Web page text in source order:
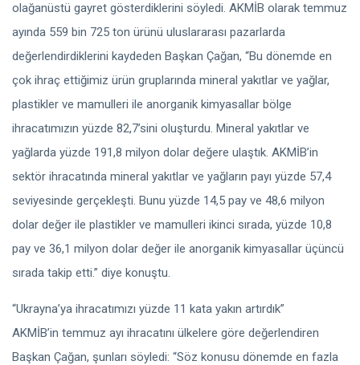
olağanüstü gayret gösterdiklerini söyledi. AKMİB olarak temmuz
ayında 559 bin 725 ton ürünü uluslararası pazarlarda
değerlendirdiklerini kaydeden Başkan Çağan, “Bu dönemde en
çok ihraç ettiğimiz ürün gruplarında mineral yakıtlar ve yağlar,
plastikler ve mamulleri ile anorganik kimyasallar bölge
ihracatımızın yüzde 82,7’sini oluşturdu. Mineral yakıtlar ve
yağlarda yüzde 191,8 milyon dolar değere ulaştık. AKMİB’in
sektör ihracatında mineral yakıtlar ve yağların payı yüzde 57,4
seviyesinde gerçekleşti. Bunu yüzde 14,5 pay ve 48,6 milyon
dolar değer ile plastikler ve mamulleri ikinci sırada, yüzde 10,8
pay ve 36,1 milyon dolar değer ile anorganik kimyasallar üçüncü
sırada takip etti.” diye konuştu.
“Ukrayna’ya ihracatımızı yüzde 11 kata yakın artırdık”
AKMİB’in temmuz ayı ihracatını ülkelere göre değerlendiren
Başkan Çağan, şunları söyledi: “Söz konusu dönemde en fazla